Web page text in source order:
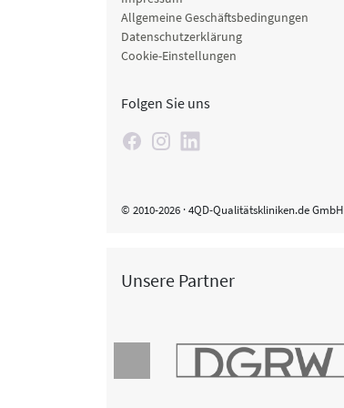
Allgemeine Geschäftsbedingungen
Datenschutzerklärung
Cookie-Einstellungen
Folgen Sie uns
© 2010-2026 · 4QD-Qualitätskliniken.de GmbH
Unsere Partner